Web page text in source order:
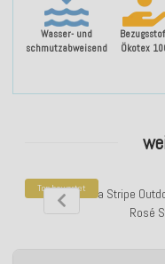
Wasser- und
schmutzabweisend
Ökotex
Top bewertet
H.O.C.K. Riviera Stripe
Rosé